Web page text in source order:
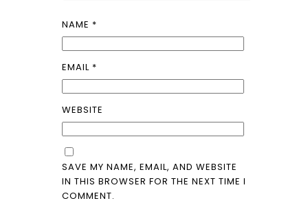
NAME *
EMAIL *
WEBSITE
SAVE MY NAME, EMAIL, AND WEBSITE
IN THIS BROWSER FOR THE NEXT TIME I
COMMENT.